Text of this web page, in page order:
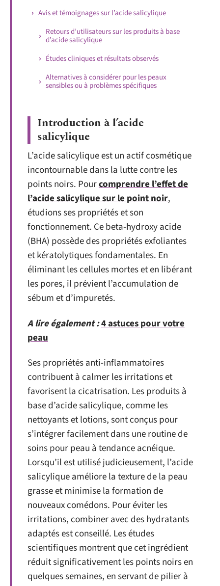
Avis et témoignages sur l’acide salicylique
Retours d’utilisateurs sur les produits à base
d’acide salicylique
Études cliniques et résultats observés
Alternatives à considérer pour les peaux
sensibles ou à problèmes spécifiques
Introduction à l’acide
salicylique
L’acide salicylique est un actif cosmétique
incontournable dans la lutte contre les
points noirs. Pourcomprendre l’effet de
l’acide salicylique sur le point noir,
étudions ses propriétés et son
fonctionnement. Ce beta-hydroxy acide
(BHA) possède des propriétés exfoliantes
et kératolytiques fondamentales. En
éliminant les cellules mortes et en libérant
les pores, il prévient l’accumulation de
sébum et d’impuretés.
A lire également :4 astuces pour votre
peau
Ses propriétés anti-inflammatoires
contribuent à calmer les irritations et
favorisent la cicatrisation. Les produits à
base d’acide salicylique, comme les
nettoyants et lotions, sont conçus pour
s’intégrer facilement dans une routine de
soins pour peau à tendance acnéique.
Lorsqu’il est utilisé judicieusement, l’acide
salicylique améliore la texture de la peau
grasse et minimise la formation de
nouveaux comédons. Pour éviter les
irritations, combiner avec des hydratants
adaptés est conseillé. Les études
scientifiques montrent que cet ingrédient
réduit significativement les points noirs en
quelques semaines, en servant de pilier à